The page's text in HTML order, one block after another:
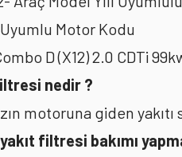
Motor Kodu
D (X12) 2.0 CDTi
nedir ?
motoruna giden
filtresi bakımı